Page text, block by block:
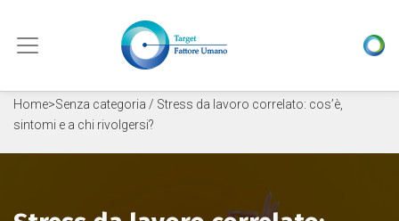
Home>Senza categoria / Stress da lavoro correlato: cos’è,
sintomi e a chi rivolgersi?